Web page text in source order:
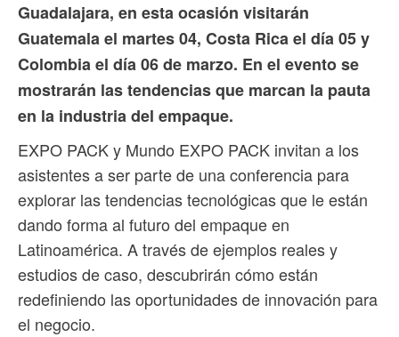
Guadalajara, en esta ocasión visitarán
Guatemala el martes 04, Costa Rica el día 05 y
Colombia el día 06 de marzo. En el evento se
mostrarán las tendencias que marcan la pauta
en la industria del empaque.
EXPO PACK y Mundo EXPO PACK invitan a los
asistentes a ser parte de una conferencia para
explorar las tendencias tecnológicas que le están
dando forma al futuro del empaque en
Latinoamérica. A través de ejemplos reales y
estudios de caso, descubrirán cómo están
redefiniendo las oportunidades de innovación para
el negocio.